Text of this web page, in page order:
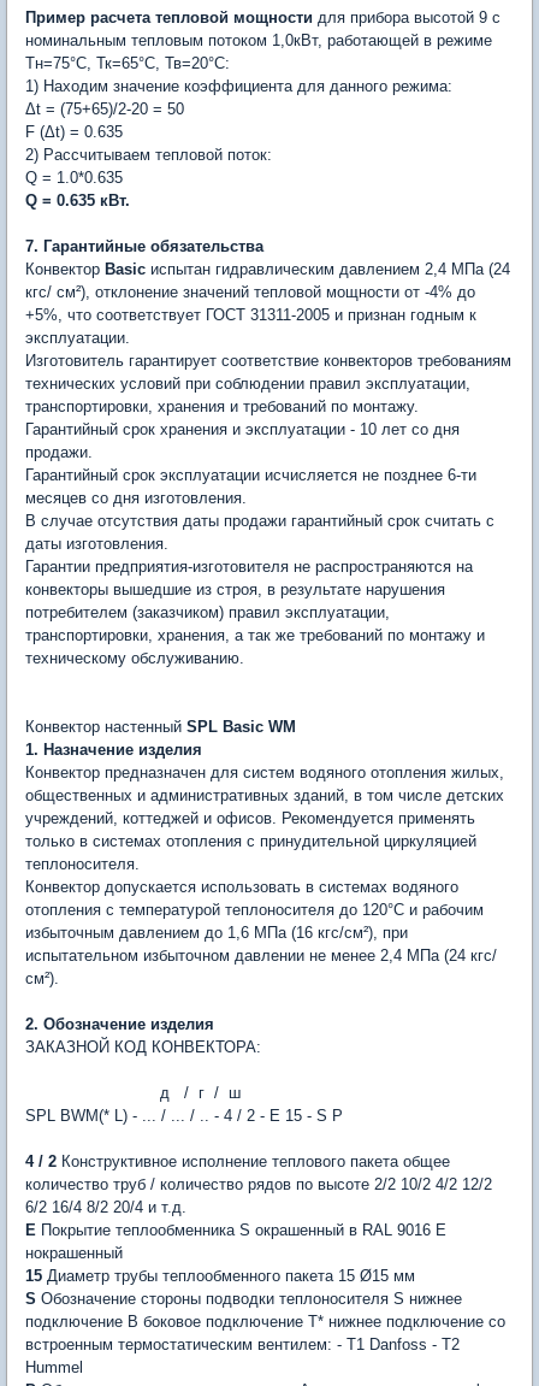
Пример расчета тепловой мощности для прибора высотой 9 с
номинальным тепловым потоком 1,0кВт, работающей в режиме
Тн=75°С, Тк=65°С, Тв=20°С:
1) Находим значение коэффициента для данного режима:
Δt = (75+65)/2-20 = 50
F (Δt) = 0.635
2) Рассчитываем тепловой поток:
Q = 1.0*0.635
Q = 0.635 кВт.
7. Гарантийные обязательства
Конвектор Basic испытан гидравлическим давлением 2,4 МПа (24
кгс/ см²), отклонение значений тепловой мощности от -4% до
+5%, что соответствует ГОСТ 31311-2005 и признан годным к
эксплуатации.
Изготовитель гарантирует соответствие конвекторов требованиям
технических условий при соблюдении правил эксплуатации,
транспортировки, хранения и требований по монтажу.
Гарантийный срок хранения и эксплуатации - 10 лет со дня
продажи.
Гарантийный срок эксплуатации исчисляется не позднее 6-ти
месяцев со дня изготовления.
В случае отсутствия даты продажи гарантийный срок считать с
даты изготовления.
Гарантии предприятия-изготовителя не распространяются на
конвекторы вышедшие из строя, в результате нарушения
потребителем (заказчиком) правил эксплуатации,
транспортировки, хранения, а так же требований по монтажу и
техническому обслуживанию.
Конвектор настенный SPL Basic WM
1. Назначение изделия
Конвектор предназначен для систем водяного отопления жилых,
общественных и административных зданий, в том числе детских
учреждений, коттеджей и офисов. Рекомендуется применять
только в системах отопления с принудительной циркуляцией
теплоносителя.
Конвектор допускается использовать в системах водяного
отопления с температурой теплоносителя до 120°С и рабочим
избыточным давлением до 1,6 МПа (16 кгс/см²), при
испытательном избыточном давлении не менее 2,4 МПа (24 кгс/
см²).
2. Обозначение изделия
ЗАКАЗНОЙ КОД КОНВЕКТОРА:
д / г / ш
SPL BWM(* L) - ... / ... / .. - 4 / 2 - E 15 - S P
4 / 2 Конструктивное исполнение теплового пакета общее
количество труб / количество рядов по высоте 2/2 10/2 4/2 12/2
6/2 16/4 8/2 20/4 и т.д.
E Покрытие теплообменника S окрашенный в RAL 9016 E
нокрашенный
15 Диаметр трубы теплообменного пакета 15 Ø15 мм
S Обозначение стороны подводки теплоносителя S нижнее
подключение B боковое подключение T* нижнее подключение со
встроенным термостатическим вентилем: - T1 Danfoss - T2
Hummel